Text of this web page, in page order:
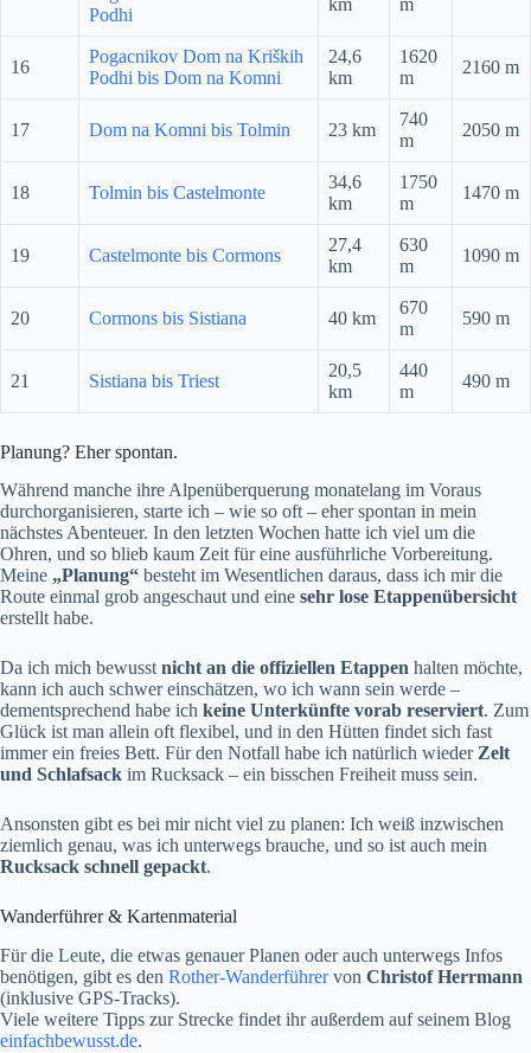
Podhi
16
Pogacnikov Dom na Kriških
Podhi bis Dom na Komni
24,6
km
1620
m
2160 m
17 Dom na Komni bis Tolmin 23 km
740
m
2050 m
18 Tolmin bis Castelmonte
34,6
km
1750
m
1470 m
19 Castelmonte bis Cormons
27,4
km
630
m
1090 m
20 Cormons bis Sistiana 40 km
670
m
590 m
21 Sistiana bis Triest
20,5
km
440
m
490 m
Planung? Eher spontan.
Während manche ihre Alpenüberquerung monatelang im Voraus
durchorganisieren, starte ich – wie so oft – eher spontan in mein
nächstes Abenteuer. In den letzten Wochen hatte ich viel um die
Ohren, und so blieb kaum Zeit für eine ausführliche Vorbereitung.
Meine „Planung“ besteht im Wesentlichen daraus, dass ich mir die
Route einmal grob angeschaut und eine sehr lose Etappenübersicht
erstellt habe.
Da ich mich bewusst nicht an die offiziellen Etappen halten möchte,
kann ich auch schwer einschätzen, wo ich wann sein werde –
dementsprechend habe ich keine Unterkünfte vorab reserviert. Zum
Glück ist man allein oft flexibel, und in den Hütten findet sich fast
immer ein freies Bett. Für den Notfall habe ich natürlich wieder Zelt
und Schlafsack im Rucksack – ein bisschen Freiheit muss sein.
Ansonsten gibt es bei mir nicht viel zu planen: Ich weiß inzwischen
ziemlich genau, was ich unterwegs brauche, und so ist auch mein
Rucksack schnell gepackt.
Wanderführer & Kartenmaterial
Für die Leute, die etwas genauer Planen oder auch unterwegs Infos
benötigen, gibt es den Rother-Wanderführervon Christof Herrmann
(inklusive GPS-Tracks).
Viele weitere Tipps zur Strecke findet ihr außerdem auf seinem Blog
einfachbewusst.de.